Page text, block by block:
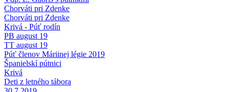
Chorváti pri Zdenke
Chorváti pri Zdenke
Krivá - Púť rodín
PB august 19
TT august 19
Púť členov Máriinej légie 2019
Španielskí pútnici
Krivá
Deti z letného tábora